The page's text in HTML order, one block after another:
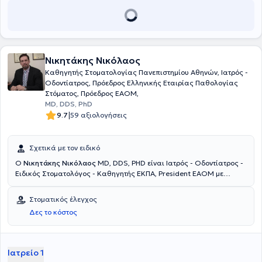
Νικητάκης Νικόλαος
Καθηγητής Στοματολογίας Πανεπιστημίου Αθηνών, Ιατρός -
Οδοντίατρος, Πρόεδρος Ελληνικής Εταιρίας Παθολογίας
Στόματος, Πρόεδρος EAOM,
MD, DDS, PhD
9.7|59 αξιολογήσεις
Σχετικά με τον ειδικό
O Νικητάκης Νικόλαος MD, DDS, PHD είναι Ιατρός - Οδοντίατρος -
Ειδικός Στοματολόγος - Καθηγητής ΕΚΠΑ, President EAOM με
Οδοντιατρικής από το Πανεπιστήμιο Αθηνών και τίτλο ειδικότητας
(Board Certified) και διδακτορικό δίπλωμα (PhD) στη Στοματική και
Γναθοπροσωπική Παθολογία από την Οδοντιατρική Σχολή του
Πανεπιστημίου Maryland στις ΗΠΑ. Σήμερα, ο γιατρός είναι
της European Association of Oral Medicine, ενώ διαθέτει πλούσιο
επιστημονικό και συγγραφικό έργο με πολυάριθμες εισηγήσεις και
Στοματικός έλεγχος
Δες το κόστος
Ιατρείο 1